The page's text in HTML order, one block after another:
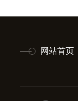
网站首页